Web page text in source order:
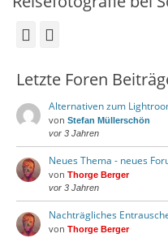
Facebook
Letzte Foren
Alternativen zum
von Stefan Müllerschön
vor 3 Jahren
Neues Thema - neues
von Thorge Berger
vor 3 Jahren
Nachträgliches
von Thorge Berger